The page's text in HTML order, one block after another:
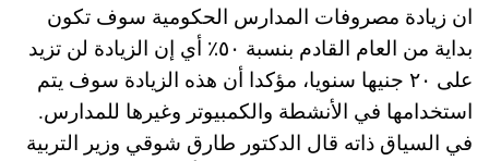
ان زيادة مصروفات المدارس الحكومية سوف تكون
بداية من العام القادم بنسبة ٥٠٪؜ أي إن الزيادة لن تزيد
على ٢٠ جنيها سنويا، مؤكدا أن هذه الزيادة سوف يتم
استخدامها في الأنشطة والكمبيوتر وغيرها للمدارس.
في السياق ذاته قال الدكتور طارق شوقي وزير التربية